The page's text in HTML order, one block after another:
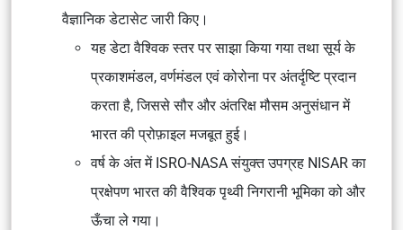
वैज्ञानिक डेटासेट जारी किए।
यह डेटा वैश्विक स्तर पर साझा किया गया तथा सूर्य के
प्रकाशमंडल, वर्णमंडल एवं कोरोना पर अंतर्दृष्टि प्रदान
करता है, जिससे सौर और अंतरिक्ष मौसम अनुसंधान में
भारत की प्रोफ़ाइल मजबूत हुई।
वर्ष के अंत में ISRO-NASA संयुक्त उपग्रह NISAR का
प्रक्षेपण भारत की वैश्विक पृथ्वी निगरानी भूमिका को और
ऊँचा ले गया।